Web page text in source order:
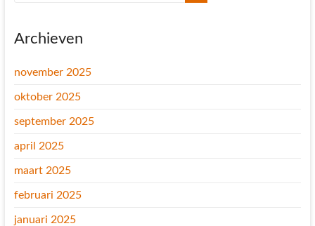
Archieven
november 2025
oktober 2025
september 2025
april 2025
maart 2025
februari 2025
januari 2025